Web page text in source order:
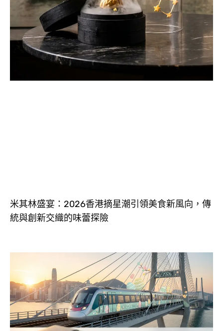
米其林盛宴：2026香港摘星潮引領美食新風向，傳
統與創新交織的味蕾探險